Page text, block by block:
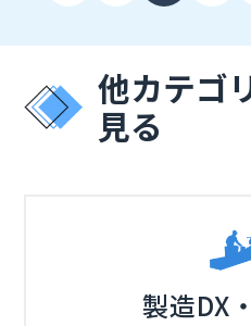
設計・運用への落とし込み
他カテゴ
見る
製造DX